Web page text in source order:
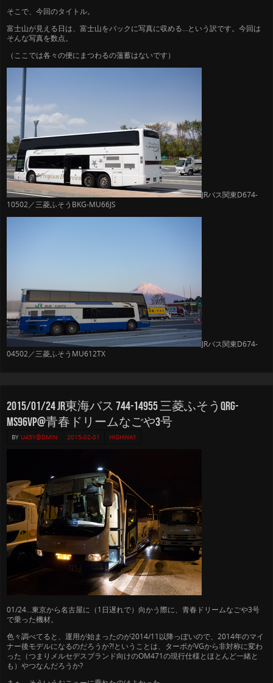
そこで、今回のタイトル。
富士山が見える日は、富士山をバックに写真に収める…という訳です。今回は
そんな写真を数点。
（ここでは各々の便にまつわるの薀蓄はないです）
JRバス関東D674-
10502／三菱ふそうBKG-MU66JS
JRバス関東D674-
04502／三菱ふそうMU612TX
2015/01/24 JR東海バス 744-14955 三菱ふそうQRG-
MS96VP@青春ドリームなごや3号
BY U45Y@DMIN 2015-02-01 HIGHWAY
01/24…東京から名古屋に（1日遅れで）向かう際に、青春ドリームなごや3号
で乗った機材。
色々調べてると、運用が始まったのが2014/11以降っぽいので、2014年のマイ
ナー後モデルになるのだろうか?!ということは、ターボがVGから非対称に変わ
った（つまりメルセデスブランド向けのOM471の現行仕様とほとんど一緒と
も）やつなんだろうか?